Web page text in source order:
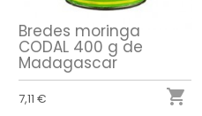
Bredes moringa
CODAL 400 g de
Madagascar
7,11 € 